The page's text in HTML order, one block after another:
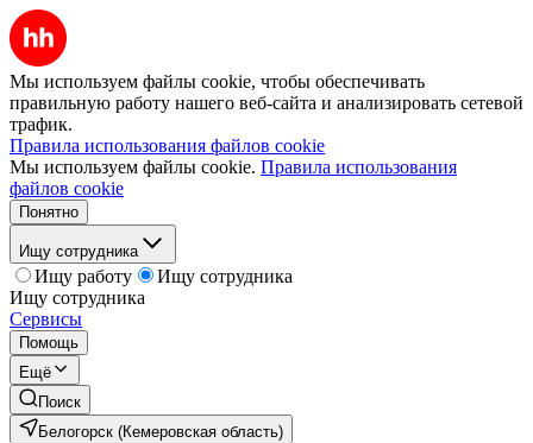
Мы используем файлы cookie, чтобы обеспечивать
правильную работу нашего веб-сайта и анализировать сетевой
трафик.
Правила использования файлов cookie
Мы используем файлы cookie. Правила использования
файлов cookie
Понятно
Ищу сотрудника
Ищу работу
Ищу сотрудника
Ищу сотрудника
Сервисы
Помощь
Ещё
Поиск
Белогорск (Кемеровская область)